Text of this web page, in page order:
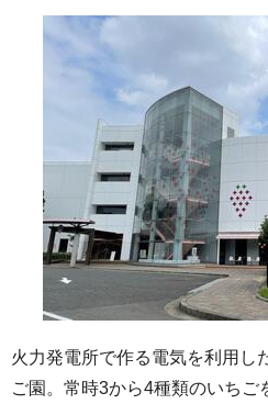
火力発電所で作る電気を利用し
ご園。常時3から4種類のいちご